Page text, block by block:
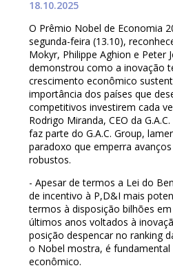
18.10.2025
O Prêmio Nobel de Economia
segunda-feira (13.10),
Mokyr, Philippe Aghion e Peter
demonstrou como a inovação
crescimento econômico
importância dos países que
competitivos investirem cada
Rodrigo Miranda, CEO da
faz parte do G.A.C. Group,
paradoxo que emperra
robustos.
- Apesar de termos a Lei do
de incentivo à P,D&I mais
termos à disposição bilhões
últimos anos voltados à
posição despencar no ranking
o Nobel mostra, é
econômico.